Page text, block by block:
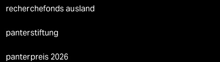
recherchefonds ausland
panterstiftung
panterpreis 2026